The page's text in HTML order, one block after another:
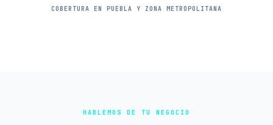
COBERTURA EN PUEBLA Y ZONA METROPOLITANA
HABLEMOS DE TU NEGOCIO